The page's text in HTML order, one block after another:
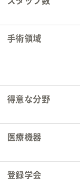
手術領域
得意な分野
医療機器
登録学会